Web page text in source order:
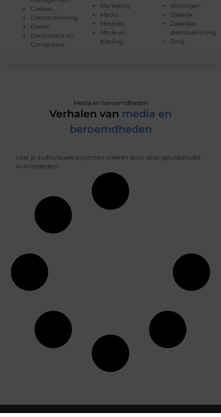
Cadeau
Dienstverlening
Dieren
Electronica en
Computers
Marketing
Media
Meubels
Mode en
Kleding
Woningen
Zakelijk
Zakelijke
dienstverlening
Zorg
Media en beroemdheden
Verhalen van media en
beroemdheden
Laat je audiovisuele projecten creëren door deze geluidsstudio
in Amsterdam